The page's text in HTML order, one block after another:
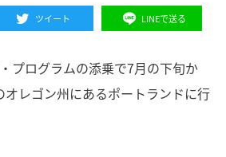
ツイート LINEで送る
プログラムの添乗で7月の下旬か
オレゴン州にあるポートランドに行